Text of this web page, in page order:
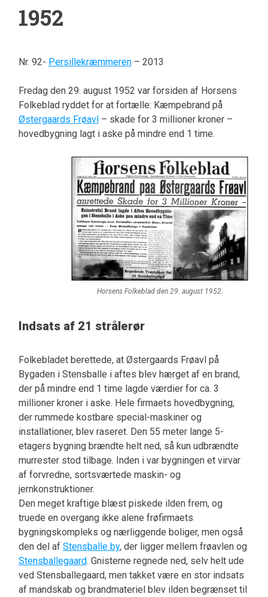
1952
Nr. 92- Persillekræmmeren– 2013
Fredag den 29. august 1952 var forsiden af Horsens
Folkeblad ryddet for at fortælle: Kæmpebrand på
Østergaards Frøavl– skade for 3 millioner kroner –
hovedbygning lagt i aske på mindre end 1 time.
Horsens Folkeblad den 29. august 1952.
Indsats af 21 strålerør
Folkebladet berettede, at Østergaards Frøavl på
Bygaden i Stensballe i aftes blev hærget af en brand,
der på mindre end 1 time lagde værdier for ca. 3
millioner kroner i aske. Hele firmaets hovedbygning,
der rummede kostbare special-maskiner og
installationer, blev raseret. Den 55 meter lange 5-
etagers bygning brændte helt ned, så kun udbrændte
murrester stod tilbage. Inden i var bygningen et virvar
af forvredne, sortsværtede maskin- og
jernkonstruktioner.
Den meget kraftige blæst piskede ilden frem, og
truede en overgang ikke alene frøfirmaets
bygningskompleks og nærliggende boliger, men også
den del af Stensballe by, der ligger mellem frøavlen og
Stensballegaard. Gnisterne regnede ned, selv helt ude
ved Stensballegaard, men takket være en stor indsats
af mandskab og brandmateriel blev ilden begrænset til